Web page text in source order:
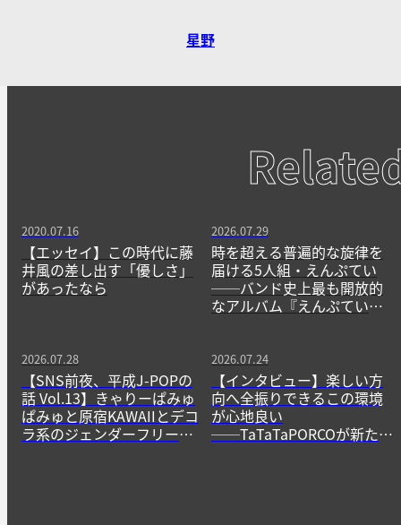
星野
2020.07.16
【エッセイ】この時代に藤
井風の差し出す「優しさ」
があったなら
2026.07.29
時を超える普遍的な旋律を
届ける5人組・えんぷてい
──バンド史上最も開放的
なアルバム『えんぷてい』
2026.07.28
【SNS前夜、平成J-POPの
話 Vol.13】きゃりーぱみゅ
ぱみゅと原宿KAWAIIとデコ
ラ系のジェンダーフリーな
2026.07.24
【インタビュー】楽しい方
向へ全振りできるこの環境
が心地良い
──TaTaTaPORCOが新たに